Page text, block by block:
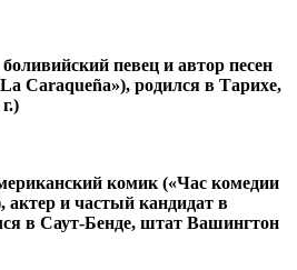
певец и автор песен
Caraqueña»), родился в Тарихе,
комик («Час комедии
актер и частый кандидат в
в Саут-Бенде, штат Вашингтон